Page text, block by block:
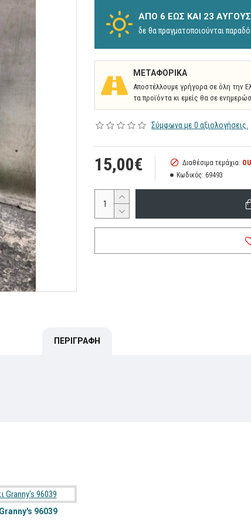
ΜΕΤΑΦΟΡΙΚΆ
Αποστέλλουμε γρήγορα σε όλη την
τα προϊόντα κι εμείς θα σε
ΑΠΌ 6 ΈΩΣ ΚΑΙ 23
δε θα πραγματοποιούνται
Σύμφωνα με 0 αξιολογήσεις.
15,00€ Διαθέσιμα τεμάχια:
Κωδικός: 69493
ΠΕΡΙΓΡΑΦΉ
96039